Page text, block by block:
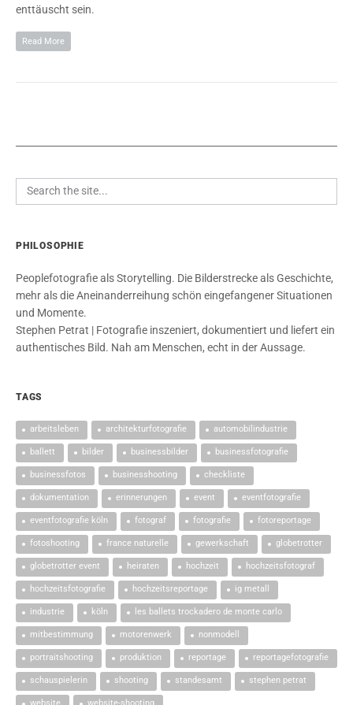
enttäuscht sein.
Read More
PHILOSOPHIE
Peoplefotografie als Storytelling. Die Bilderstrecke als Geschichte,
mehr als die Aneinanderreihung schön eingefangener Situationen
und Momente.
Stephen Petrat | Fotografie inszeniert, dokumentiert und liefert ein
authentisches Bild. Nah am Menschen, echt in der Aussage.
TAGS
arbeitsleben architekturfotografie automobilindustrie
ballett bilder businessbilder businessfotografie
businessfotos businesshooting checkliste
dokumentation erinnerungen event eventfotografie
eventfotografie köln fotograf fotografie fotoreportage
fotoshooting france naturelle gewerkschaft globetrotter
globetrotter event heiraten hochzeit hochzeitsfotograf
hochzeitsfotografie hochzeitsreportage ig metall
industrie köln les ballets trockadero de monte carlo
mitbestimmung motorenwerk nonmodell
portraitshooting produktion reportage reportagefotografie
schauspielerin shooting standesamt stephen petrat